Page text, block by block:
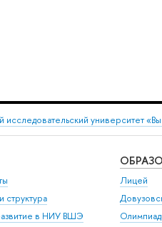
исследовательский университет
структура
в НИУ ВШЭ
Лицей